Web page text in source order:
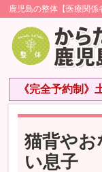
鹿児島の整体【医療関
《完全予約制
猫背やお
い息子